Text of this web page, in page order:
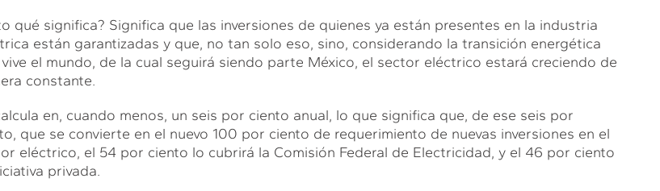
qué significa? Significa que las inversiones de quienes ya están presentes en la industria
están garantizadas y que, no tan solo eso, sino, considerando la transición energética
el mundo, de la cual seguirá siendo parte México, el sector eléctrico estará creciendo de
constante.
en, cuando menos, un seis por ciento anual, lo que significa que, de ese seis por
que se convierte en el nuevo 100 por ciento de requerimiento de nuevas inversiones en el
eléctrico, el 54 por ciento lo cubrirá la Comisión Federal de Electricidad, y el 46 por ciento
privada.